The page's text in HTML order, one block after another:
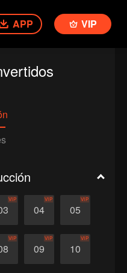
APP VIP
VIP
04
VIP
05
VIP
VIP
09
VIP
10
VIP